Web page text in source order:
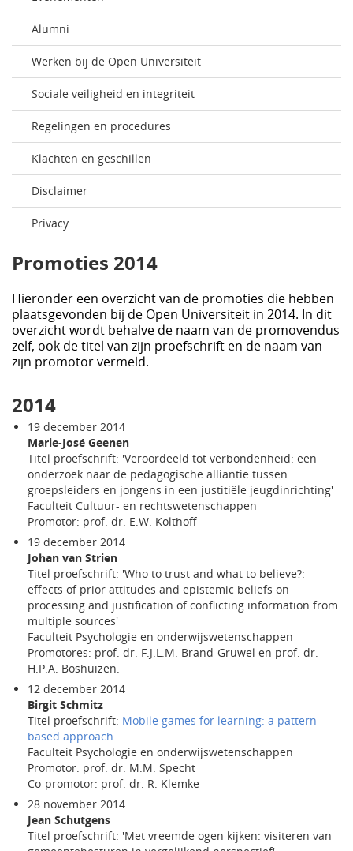
Alumni
Werken bij de Open Universiteit
Sociale veiligheid en integriteit
Regelingen en procedures
Klachten en geschillen
Disclaimer
Privacy
Promoties 2014
Hieronder een overzicht van de promoties die hebben
plaatsgevonden bij de Open Universiteit in 2014. In dit
overzicht wordt behalve de naam van de promovendus
zelf, ook de titel van zijn proefschrift en de naam van
zijn promotor vermeld.
2014
19 december 2014
Marie-José Geenen
Titel proefschrift: 'Veroordeeld tot verbondenheid: een
onderzoek naar de pedagogische alliantie tussen
groepsleiders en jongens in een justitiële jeugdinrichting'
Faculteit Cultuur- en rechtswetenschappen
Promotor: prof. dr. E.W. Kolthoff
19 december 2014
Johan van Strien
Titel proefschrift: 'Who to trust and what to believe?:
effects of prior attitudes and epistemic beliefs on
processing and justification of conflicting information from
multiple sources'
Faculteit Psychologie en onderwijswetenschappen
Promotores: prof. dr. F.J.L.M. Brand-Gruwel en prof. dr.
H.P.A. Boshuizen.
12 december 2014
Birgit Schmitz
Titel proefschrift: Mobile games for learning: a pattern-
based approach
Faculteit Psychologie en onderwijswetenschappen
Promotor: prof. dr. M.M. Specht
Co-promotor: prof. dr. R. Klemke
28 november 2014
Jean Schutgens
Titel proefschrift: 'Met vreemde ogen kijken: visiteren van